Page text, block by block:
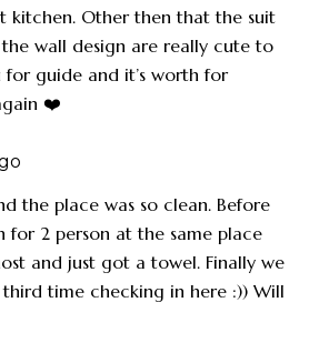
kitchen. Other then that the suit
wall design are really cute to
for guide and it’s worth for
❤️
the place was so clean. Before
for 2 person at the same place
and just got a towel. Finally we
time checking in here :)) Will